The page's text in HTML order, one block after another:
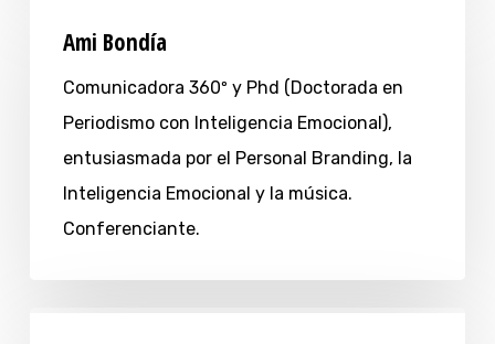
Ami Bondía
Comunicadora 360º y Phd (Doctorada en
Periodismo con Inteligencia Emocional),
entusiasmada por el Personal Branding, la
Inteligencia Emocional y la música.
Conferenciante.